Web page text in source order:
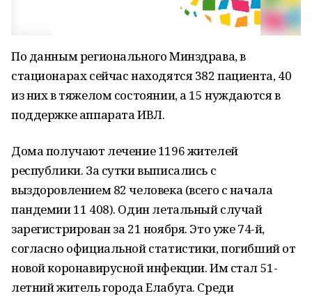
По данным регионального Минздрава, в
стационарах сейчас находятся 382 пациента, 40
из них в тяжелом состоянии, а 15 нуждаются в
поддержке аппарата ИВЛ.
Дома получают лечение 1196 жителей
республики. За сутки выписались с
выздоровлением 82 человека (всего с начала
пандемии 11 408). Один летальный случай
зарегистрирован за 21 ноября. Это уже 74-й,
согласно официальной статистики, погибший от
новой коронавирусной инфекции. Им стал 51-
летний житель города Елабуга. Среди